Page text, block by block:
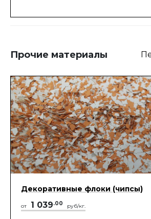
Прочие материалы
Декоративные флоки (чипсы)
от 1 039.00 руб/кг.